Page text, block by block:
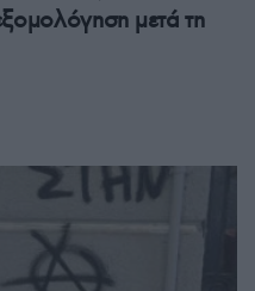
μετά τη